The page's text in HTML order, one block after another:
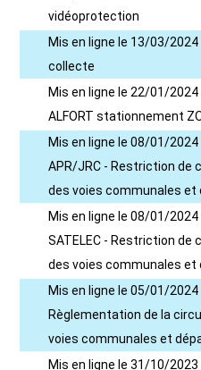
vidéoprotection
Mis en ligne le 13/03/2024
collecte
Mis en ligne le 22/01/2024
ALFORT stationnement
Mis en ligne le 08/01/2024
APR/JRC - Restriction de
des voies communales
Mis en ligne le 08/01/2024
SATELEC - Restriction de
des voies communales
Mis en ligne le 05/01/2024
Règlementation de la
voies communales et
Mis en ligne le 31/10/